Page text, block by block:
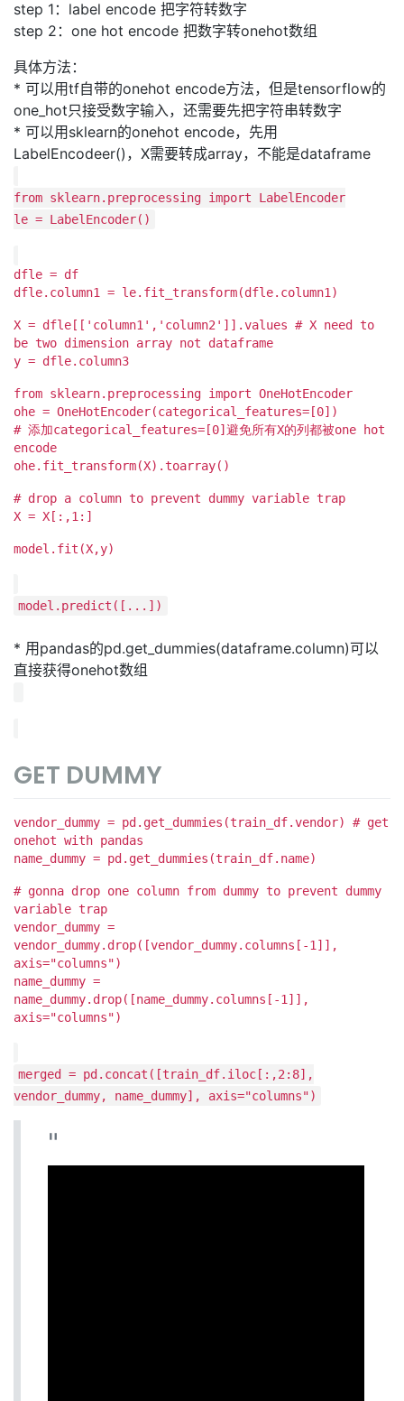
step 1：label encode 把字符转数字
step 2：one hot encode 把数字转onehot数组
具体方法：
* 可以用tf自带的onehot encode方法，但是tensorflow的
one_hot只接受数字输入，还需要先把字符串转数字
* 可以用sklearn的onehot encode，先用
LabelEncodeer()，X需要转成array，不能是dataframe
from sklearn.preprocessing import LabelEncoder
le = LabelEncoder()
dfle = df
dfle.column1 = le.fit_transform(dfle.column1)
X = dfle[['column1','column2']].values # X need to
be two dimension array not dataframe
y = dfle.column3
from sklearn.preprocessing import OneHotEncoder
ohe = OneHotEncoder(categorical_features=[0])
# 添加categorical_features=[0]避免所有X的列都被one hot
encode
ohe.fit_transform(X).toarray()
# drop a column to prevent dummy variable trap
X = X[:,1:]
model.fit(X,y)
model.predict([...])
* 用pandas的pd.get_dummies(dataframe.column)可以
直接获得onehot数组
GET DUMMY
vendor_dummy = pd.get_dummies(train_df.vendor) # get
onehot with pandas
name_dummy = pd.get_dummies(train_df.name)
# gonna drop one column from dummy to prevent dummy
variable trap
vendor_dummy =
vendor_dummy.drop([vendor_dummy.columns[-1]],
axis="columns")
name_dummy =
name_dummy.drop([name_dummy.columns[-1]],
axis="columns")
merged = pd.concat([train_df.iloc[:,2:8],
vendor_dummy, name_dummy], axis="columns")